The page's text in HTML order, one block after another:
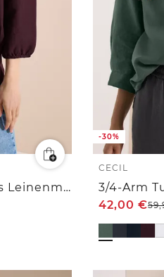
Tunika mit Split Neck aus Leinenmix
-30%
CECIL
3/4-Arm
42,00€